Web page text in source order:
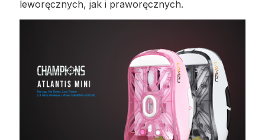
leworęcznych, jak i praworęcznych.